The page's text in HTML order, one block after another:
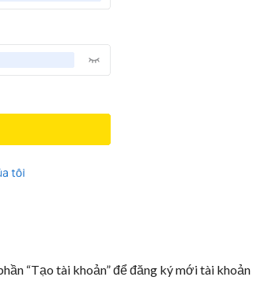
“Tạo tài khoản” để đăng ký mới tài khoản